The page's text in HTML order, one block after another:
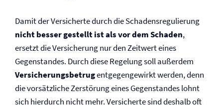
Damit der Versicherte durch die Schadensregulierung
nicht besser gestellt ist als vor dem Schaden,
ersetzt die Versicherung nur den Zeitwert eines
Gegenstandes. Durch diese Regelung soll außerdem
Versicherungsbetrugentgegengewirkt werden, denn
die vorsätzliche Zerstörung eines Gegenstandes lohnt
sich hierdurch nicht mehr. Versicherte sind deshalb oft